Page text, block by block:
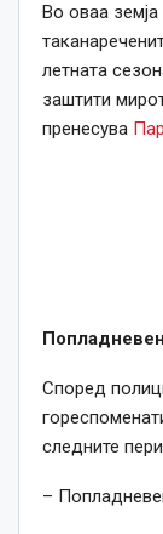
Во оваа земја
летната
заштити
пренесува
Според
следните
–